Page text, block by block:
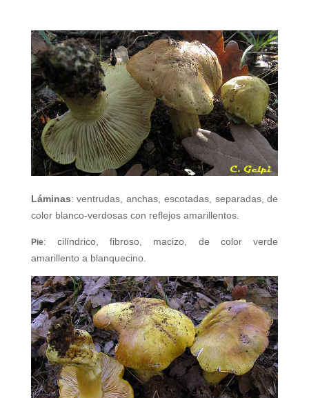
Láminas: ventrudas, anchas, escotadas, separadas, de
color blanco-verdosas con reflejos amarillentos.
Pie: cilíndrico, fibroso, macizo, de color verde
amarillento a blanquecino.